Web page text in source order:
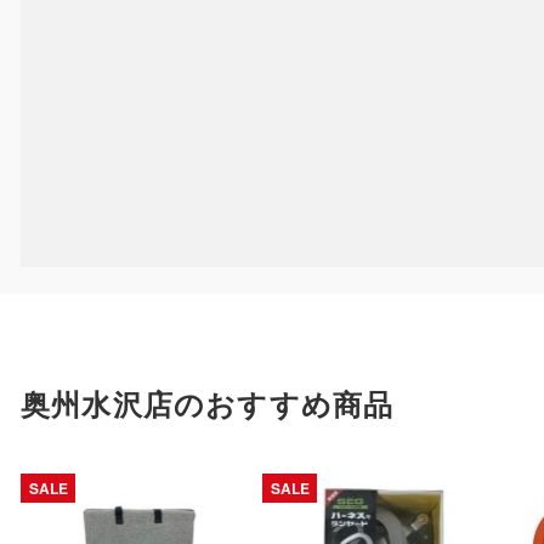
奥州水沢店のおすすめ商品
SALE SALE